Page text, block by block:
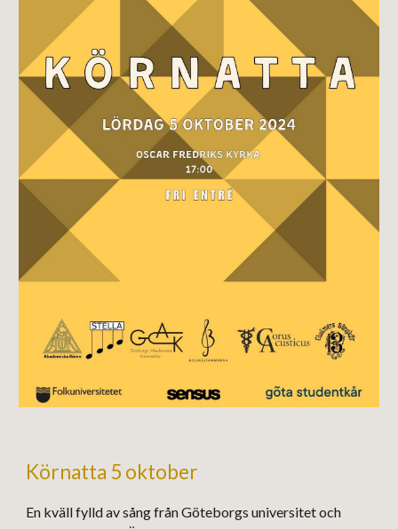
Körnatta 5 oktober
En kväll fylld av sång från Göteborgs universitet och